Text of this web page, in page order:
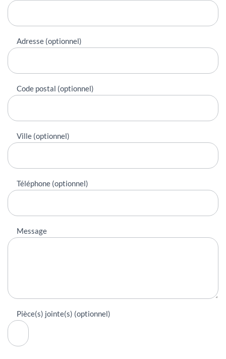
Adresse (optionnel)
Code postal (optionnel)
Ville (optionnel)
Téléphone (optionnel)
Message
Pièce(s) jointe(s) (optionnel)